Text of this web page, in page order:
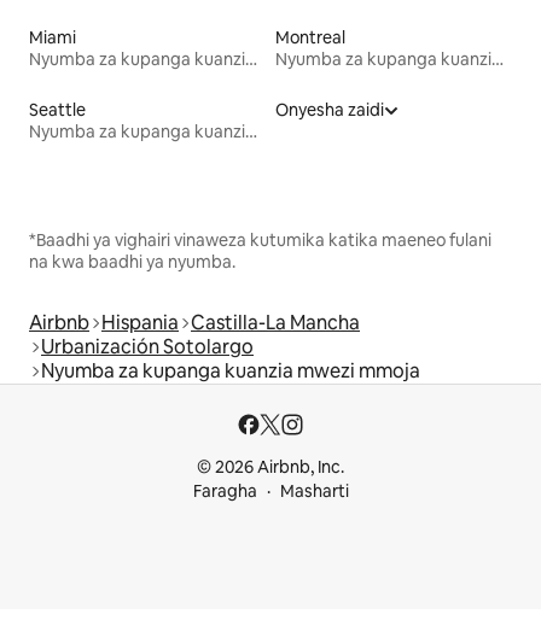
Miami
Nyumba za kupanga kuanzia mwezi mmoja
Montreal
Nyumba za kupanga kuanzia mwezi mmoja
Seattle
Nyumba za kupanga kuanzia mwezi mmoja
Onyesha zaidi
*Baadhi ya vighairi vinaweza kutumika katika maeneo fulani
na kwa baadhi ya nyumba.
Airbnb Hispania Castilla-La Mancha
Urbanización Sotolargo
Nyumba za kupanga kuanzia mwezi mmoja
© 2026 Airbnb, Inc.
Faragha
Masharti